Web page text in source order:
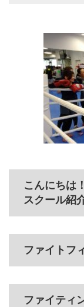
こんにちは
スクール紹
ファイトフ
ファイティ